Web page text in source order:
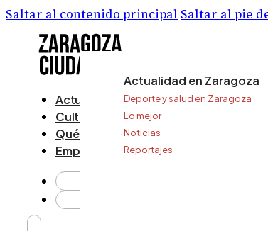
Saltar al contenido principal Saltar al pie
Actualidad
Cultura y ocio
Qué ver y hacer
Empresa
Actualidad en Zaragoza
Deporte y salud en Zaragoza
Lo mejor
Noticias
Reportajes